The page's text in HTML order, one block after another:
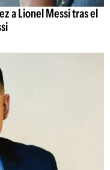
a Lionel Messi tras el